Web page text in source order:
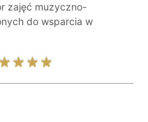
zajęć muzyczno-
do wsparcia w